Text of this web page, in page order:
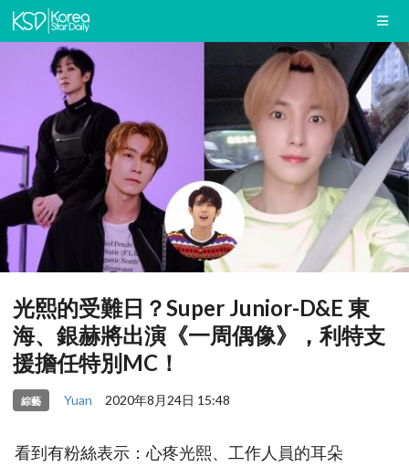
光熙的受難日？Super Junior-D&E 東
海、銀赫將出演《一周偶像》，利特支
援擔任特別MC！
綜藝 Yuan 2020年8月24日 15:48
看到有粉絲表示：心疼光熙、工作人員的耳朵